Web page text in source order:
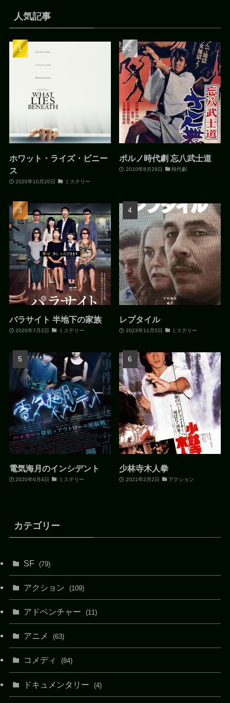
人気記事
ホワット・ライズ・ビニー
ス
2020年10月20日 ミステリー
ポルノ時代劇 忘八武士道
2010年8月29日 時代劇
パラサイト 半地下の家族
2020年7月2日 ミステリー
レプタイル
2023年11月5日 ミステリー
電気海月のインシデント
2020年6月4日 ミステリー
少林寺木人拳
2021年2月2日 アクション
カテゴリー
SF (79)
アクション (109)
アドベンチャー (11)
アニメ (63)
コメディ (84)
ドキュメンタリー (4)